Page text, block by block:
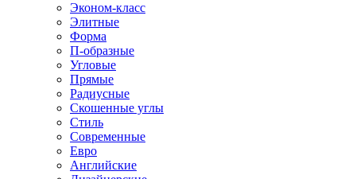
Эконом-класс
Элитные
Форма
П-образные
Угловые
Прямые
Радиусные
Скошенные углы
Стиль
Современные
Евро
Английские